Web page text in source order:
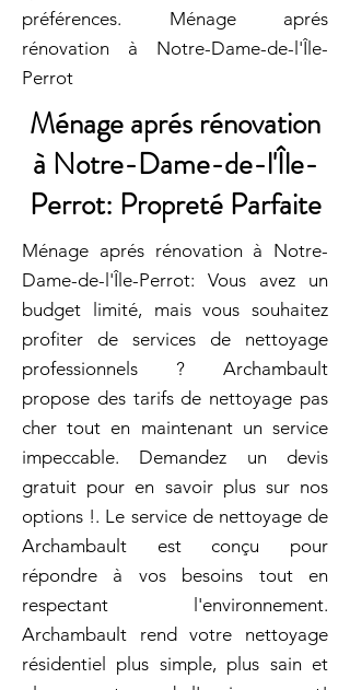
préférences. Ménage aprés
rénovation à Notre-Dame-de-l'Île-
Perrot
Ménage aprés rénovation
à Notre-Dame-de-l'Île-
Perrot: Propreté Parfaite
Ménage aprés rénovation à Notre-
Dame-de-l'Île-Perrot: Vous avez un
budget limité, mais vous souhaitez
profiter de services de nettoyage
professionnels ? Archambault
propose des tarifs de nettoyage pas
cher tout en maintenant un service
impeccable. Demandez un devis
gratuit pour en savoir plus sur nos
options !. Le service de nettoyage de
Archambault est conçu pour
répondre à vos besoins tout en
respectant l'environnement.
Archambault rend votre nettoyage
résidentiel plus simple, plus sain et